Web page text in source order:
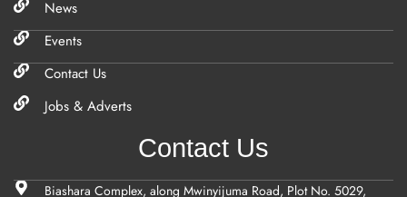
News
Events
Contact Us
Jobs & Adverts
Contact Us
Biashara Complex, along Mwinyijuma Road, Plot No. 5029,